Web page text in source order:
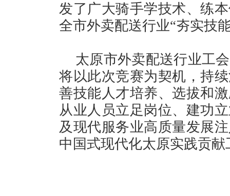
发了广大骑手学技术、练
全市外卖配送行业“夯实技
太原市外卖配送行业工
将以此次竞赛为契机，持
善技能人才培养、选拔和
从业人员立足岗位、建功
及现代服务业高质量发展
中国式现代化太原实践贡献